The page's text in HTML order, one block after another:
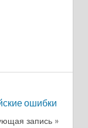
ошибки
запись